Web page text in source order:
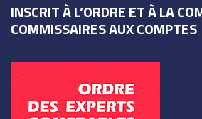
INSCRIT À L’ORDRE ET À LA
COMMISSAIRES AUX COMPTES